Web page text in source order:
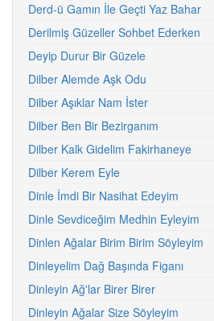
Derd-ü Gamın İle Geçti Yaz Bahar
Derilmiş Güzeller Sohbet Ederken
Deyip Durur Bir Güzele
Dilber Alemde Aşk Odu
Dilber Aşıklar Nam İster
Dilber Ben Bir Bezirganım
Dilber Kalk Gidelim Fakirhaneye
Dilber Kerem Eyle
Dinle İmdi Bir Nasihat Edeyim
Dinle Sevdiceğim Medhin Eyleyim
Dinlen Ağalar Birim Birim Söyleyim
Dinleyelim Dağ Başında Figanı
Dinleyin Ağ'lar Birer Birer
Dinleyin Ağalar Size Söyleyim